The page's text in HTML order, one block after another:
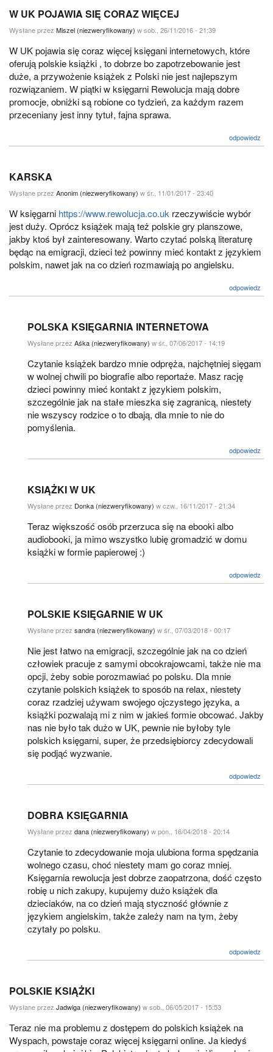
W UK POJAWIA SIĘ CORAZ WIĘCEJ
Wysłane przez Miszel (niezweryfikowany) w sob., 26/11/2016 - 21:39
W UK pojawia się coraz więcej księgani internetowych, które
oferują polskie książki , to dobrze bo zapotrzebowanie jest
duże, a przywożenie książek z Polski nie jest najlepszym
rozwiązaniem. W piątki w księgarni Rewolucja mają dobre
promocje, obniżki są robione co tydzień, za każdym razem
przeceniany jest inny tytuł, fajna sprawa.
odpowiedz
KARSKA
Wysłane przez Anonim (niezweryfikowany) w śr., 11/01/2017 - 23:40
W księgarni https://www.rewolucja.co.uk rzeczywiście wybór
jest duży. Oprócz książek mają też polskie gry planszowe,
jakby ktoś był zainteresowany. Warto czytać polską literaturę
będąc na emigracji, dzieci też powinny mieć kontakt z językiem
polskim, nawet jak na co dzień rozmawiają po angielsku.
odpowiedz
POLSKA KSIĘGARNIA INTERNETOWA
Wysłane przez Aśka (niezweryfikowany) w śr., 07/06/2017 - 14:19
Czytanie książek bardzo mnie odpręża, najchętniej sięgam
w wolnej chwili po biografie albo reportaże. Masz rację
dzieci powinny mieć kontakt z językiem polskim,
szczególnie jak na stałe mieszka się zagranicą, niestety
nie wszyscy rodzice o to dbają, dla mnie to nie do
pomyślenia.
odpowiedz
KSIĄŻKI W UK
Wysłane przez Donka (niezweryfikowany) w czw., 16/11/2017 - 21:34
Teraz większość osób przerzuca się na ebooki albo
audiobooki, ja mimo wszystko lubię gromadzić w domu
książki w formie papierowej :)
odpowiedz
POLSKIE KSIĘGARNIE W UK
Wysłane przez sandra (niezweryfikowany) w śr., 07/03/2018 - 00:17
Nie jest łatwo na emigracji, szczególnie jak na co dzień
człowiek pracuje z samymi obcokrajowcami, także nie ma
opcji, żeby sobie porozmawiać po polsku. Dla mnie
czytanie polskich książek to sposób na relax, niestety
coraz rzadziej używam swojego ojczystego języka, a
książki pozwalają mi z nim w jakieś formie obcować. Jakby
nas nie było tak dużo w UK, pewnie nie byłoby tyle
polskich księgarni, super, że przedsiębiorcy zdecydowali
się podjąć wyzwanie.
odpowiedz
DOBRA KSIĘGARNIA
Wysłane przez dana (niezweryfikowany) w pon., 16/04/2018 - 20:14
Czytanie to zdecydowanie moja ulubiona forma spędzania
wolnego czasu, choć niestety mam go coraz mniej.
Księgarnia rewolucja jest dobrze zaopatrzona, dość często
robię u nich zakupy, kupujemy dużo książek dla
dzieciaków, na co dzień mają styczność głównie z
językiem angielskim, także zależy nam na tym, żeby
czytały po polsku.
odpowiedz
POLSKIE KSIĄŻKI
Wysłane przez Jadwiga (niezweryfikowany) w sob., 06/05/2017 - 15:53
Teraz nie ma problemu z dostępem do polskich książek na
Wyspach, powstaje coraz więcej księgarni online. Ja kiedyś